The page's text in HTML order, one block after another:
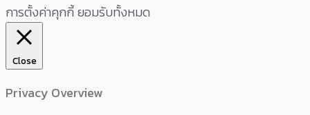
การตั้งค่าคุกกี้ยอมรับทั้งหมด
Close
Privacy Overview